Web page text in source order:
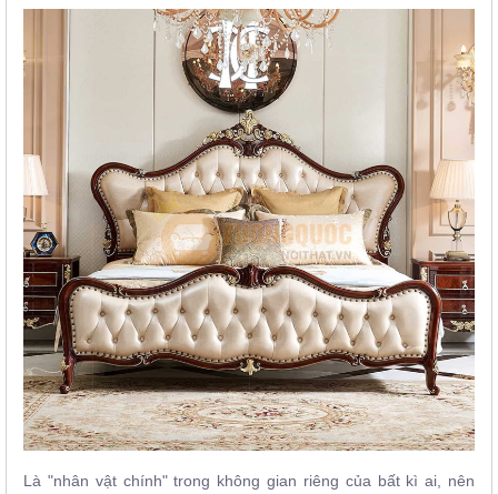
Là "nhân vật chính" trong không gian riêng của bất kì ai, nên